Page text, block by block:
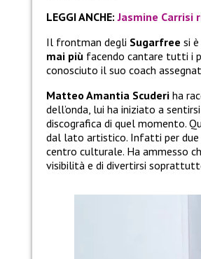
LEGGI ANCHE:Jasmine Carrisi
Il frontman degli Sugarfree si
mai più facendo cantare tutti i
conosciuto il suo coach
Matteo Amantia Scuderi ha
dell’onda, lui ha iniziato a
discografica di quel momento.
dal lato artistico. Infatti per due
centro culturale. Ha ammesso
visibilità e di divertirsi